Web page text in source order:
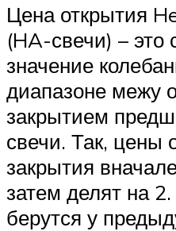
Цена открытия
(HA-свечи) – это
значение
диапазоне межу
закрытием
свечи. Так, цены
закрытия
затем делят на
берутся у